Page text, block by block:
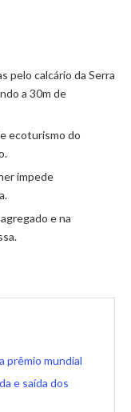
pelo calcário da Serra
a 30m de
ecoturismo do
impede
e na
prêmio mundial
e saída dos